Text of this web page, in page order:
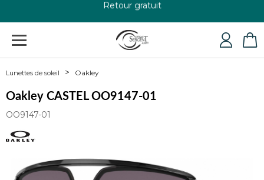
Lunettes de soleil Oakley
Oakley CASTEL OO9147-01
OO9147-01